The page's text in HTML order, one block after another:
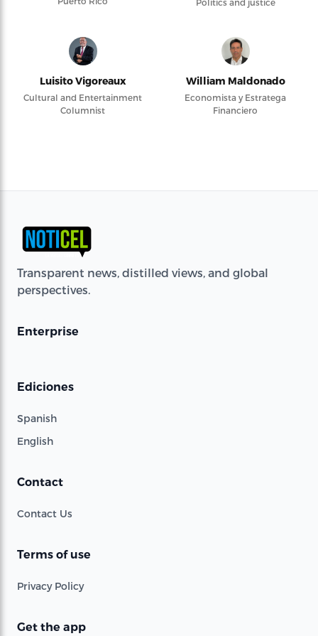
Politics and justice
Luisito Vigoreaux
Cultural and Entertainment
Columnist
William Maldonado
Economista y Estratega
Financiero
Transparent news, distilled views, and global
perspectives.
Enterprise
Ediciones
Spanish
English
Contact
Contact Us
Terms of use
Privacy Policy
Get the app